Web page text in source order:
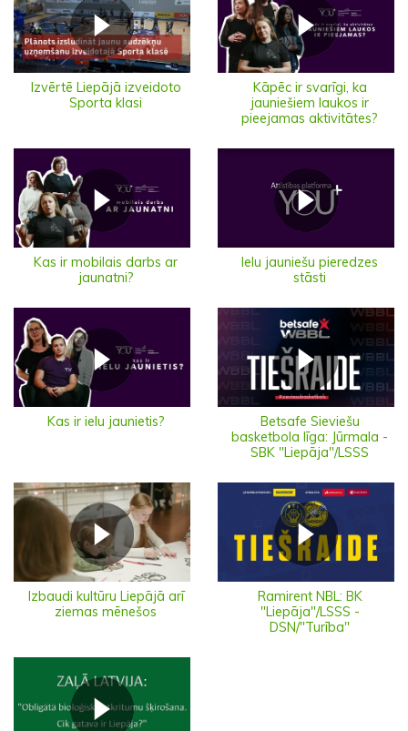
Izvērtē Liepājā izveidoto
Sporta klasi
Kāpēc ir svarīgi, ka
jauniešiem laukos ir
pieejamas aktivitātes?
Kas ir mobilais darbs ar
jaunatni?
Ielu jauniešu pieredzes
stāsti
Kas ir ielu jaunietis?
Betsafe Sieviešu
basketbola līga: Jūrmala -
SBK "Liepāja"/LSSS
Izbaudi kultūru Liepājā arī
ziemas mēnešos
Ramirent NBL: BK
"Liepāja"/LSSS -
DSN/"Turība"